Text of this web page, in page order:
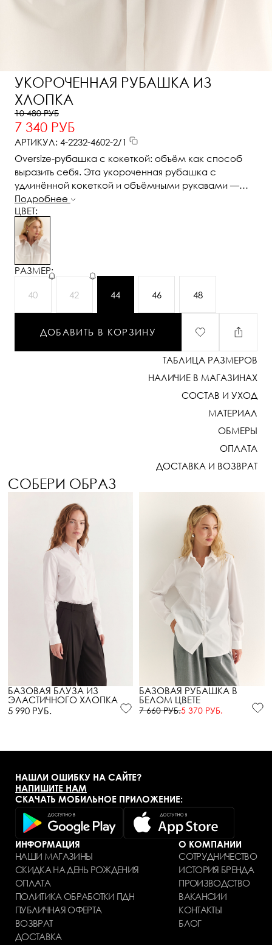
УКОРОЧЕННАЯ РУБАШКА ИЗ
ХЛОПКА
10 480 РУБ
7 340 РУБ
АРТИКУЛ: 4-2232-4602-2/1
Oversize-рубашка с кокеткой: объём как способ
выразить себя. Эта укороченная рубашка с
удлинённой кокеткой и объёмными рукавами —
модный акцент, который задаёт ритм всему образу.
Мягко закруглённый низ подчёркивает талию и
визуально вытягивает силуэт, а объёмный крой
создаёт эффект расслабленного шика. Широкая
кокетка, фактурные швы и сборка по рукавам
добавляют архитектурности и свежести
классической рубашке. Застёжка на пуговицы и
аккуратный воротник сохраняют баланс между
Подробнее
ЦВЕТ:
РАЗМЕР:
40 42 44 46 48
ДОБАВИТЬ В КОРЗИНУ
ТАБЛИЦА РАЗМЕРОВ
НАЛИЧИЕ В МАГАЗИНАХ
СОСТАВ И УХОД
МАТЕРИАЛ
ОБМЕРЫ
ОПЛАТА
ДОСТАВКА И ВОЗВРАТ
СОБЕРИ ОБРАЗ
БАЗОВАЯ БЛУЗА ИЗ
ЭЛАСТИЧНОГО ХЛОПКА
5 990 РУБ.
БАЗОВАЯ РУБАШКА В
БЕЛОМ ЦВЕТЕ
7 660 РУБ.5 370 РУБ.
НАШЛИ ОШИБКУ НА САЙТЕ?
НАПИШИТЕ НАМ
СКАЧАТЬ МОБИЛЬНОЕ ПРИЛОЖЕНИЕ:
ИНФОРМАЦИЯ
НАШИ МАГАЗИНЫ
СКИДКА НА ДЕНЬ РОЖДЕНИЯ
ОПЛАТА
ПОЛИТИКА ОБРАБОТКИ ПДН
ПУБЛИЧНАЯ ОФЕРТА
ВОЗВРАТ
ДОСТАВКА
О КОМПАНИИ
СОТРУДНИЧЕСТВО
ИСТОРИЯ БРЕНДА
ПРОИЗВОДСТВО
ВАКАНСИИ
КОНТАКТЫ
БЛОГ